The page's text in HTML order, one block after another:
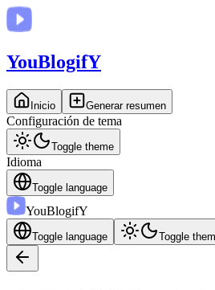
YouBlogifY
Inicio Generar resumen
Configuración de tema
Toggle theme
Idioma
Toggle language
YouBlogifY
Toggle language Toggle